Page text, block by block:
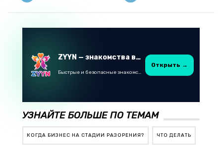
ZYYN — знакомства в Казахстане
Быстрые и безопасные знакомства в Telegram
Открыть →
УЗНАЙТЕ БОЛЬШЕ ПО ТЕМАМ
КОГДА БИЗНЕС НА СТАДИИ РАЗОРЕНИЯ? ЧТО ДЕЛАТЬ